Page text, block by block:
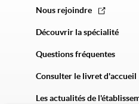
Nous rejoindre
Découvrir la spécialité
Questions fréquentes
Consulter le livret d'accueil
Les actualités de